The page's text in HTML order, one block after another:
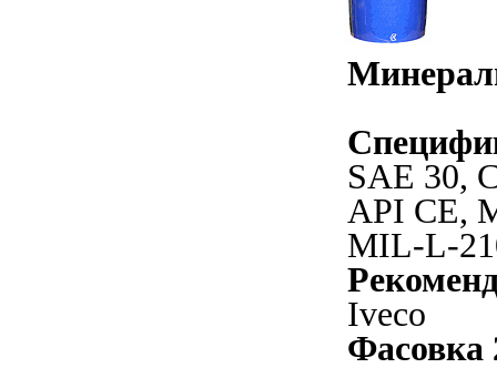
SAE 30,
API CE,
MIL-L-
Iveco
Фасовка